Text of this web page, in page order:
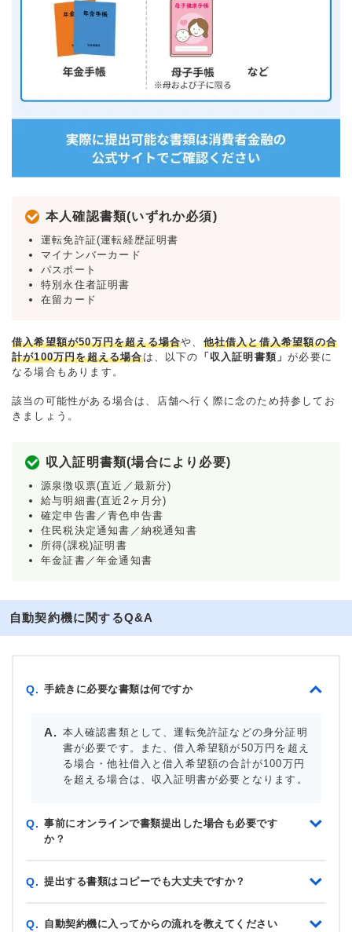
本人確認書類(いずれか必須)
運転免許証(運転経歴証明書
マイナンバーカード
パスポート
特別永住者証明書
在留カード
借入希望額が50万円を超える場合や、 他社借入と借入希望額の合
計が100万円を超える場合は、以下の 「収入証明書類」が必要に
なる場合もあります。
該当の可能性がある場合は、店舗へ行く際に念のため持参してお
きましょう。
収入証明書類(場合により必要)
源泉徴収票(直近／最新分)
給与明細書(直近2ヶ月分)
確定申告書／青色申告書
住民税決定通知書／納税通知書
所得(課税)証明書
年金証書／年金通知書
自動契約機に関するQ&A
Q. 手続きに必要な書類は何ですか
本人確認書類として、運転免許証などの身分証明
書が必要です。また、借入希望額が50万円を超え
る場合・他社借入と借入希望額の合計が100万円
を超える場合は、収入証明書が必要となります。
Q. 事前にオンラインで書類提出した場合も必要です
か？
Q. 提出する書類はコピーでも大丈夫ですか？
Q. 自動契約機に入ってからの流れを教えてください